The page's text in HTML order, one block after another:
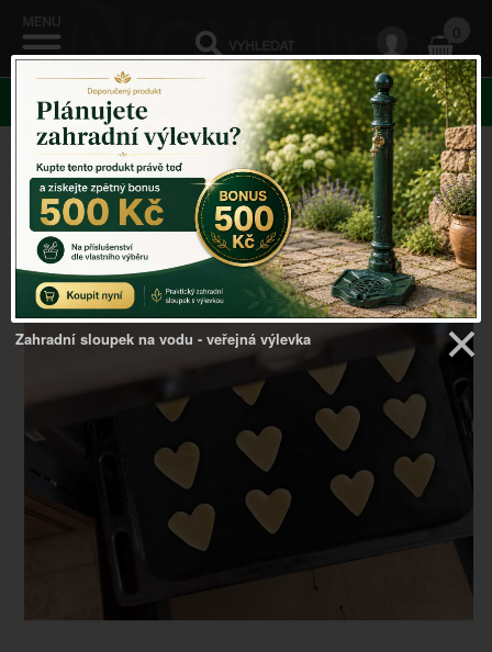
0
KATEGORIE
Venkovský domov ->Doplňky do kuchyně-> Teflonová
podložka na pečení
Zahradní sloupek na vodu - veřejná výlevka